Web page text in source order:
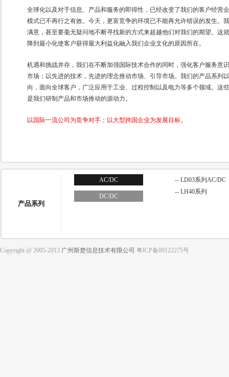
全球化以及对于信息、产品和服务的即得性，已经改变了我们的客户经
模式已不再行之有效。今天，更富竞争的环境已不能再允许错误的发生。
满意，甚至要毫无疑问地不断寻找新的方式来超越他们对我们的期望。这
降到最小化使客户获得最大利益化融入我们企业文化的原因所在。
机遇和挑战并存，我们在不断加强国际技术合作的同时，强化客户服务意
市场；以先进的技术，先进的理念推动市场、引导市场。我们的产品系列
向，面向全球客户，广泛应用于工业、过程控制以及电力等多个领域。这
是我们研制产品和市场推动的源动力。
以国际一流公司为竞争对手；以大型跨国企业为发展目标。
产品系列
AC/DC
DC/DC
-- LD03系列AC/DC
-- LH40系列
Copyright @ 2005-2013 广州斯楚信息技术有限公司 粤ICP备09122275号